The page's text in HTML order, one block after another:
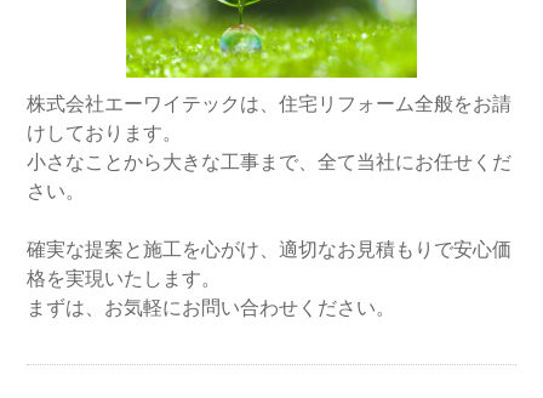
株式会社エーワイテックは、住宅リフォーム全般をお請
けしております。
小さなことから大きな工事まで、全て当社にお任せくだ
さい。
確実な提案と施工を心がけ、適切なお見積もりで安心価
格を実現いたします。
まずは、お気軽にお問い合わせください。